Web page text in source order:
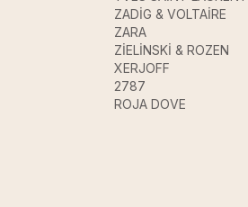
ZADİG & VOLTAİRE
ZARA
ZİELİNSKİ & ROZEN
XERJOFF
2787
ROJA DOVE